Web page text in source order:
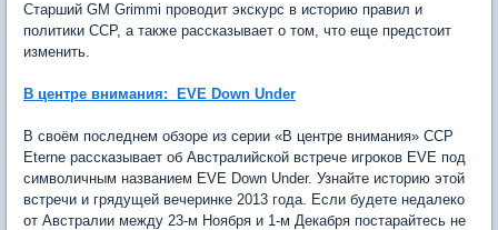
Старший GM Grimmi проводит экскурс в историю правил и
политики ССР, а также рассказывает о том, что еще предстоит
изменить.
В центре внимания: EVE Down Under
В своём последнем обзоре из серии «В центре внимания» CCP
Eterne рассказывает об Австралийской встрече игроков EVE под
символичным названием EVE Down Under. Узнайте историю этой
встречи и грядущей вечеринке 2013 года. Если будете недалеко
от Австралии между 23-м Ноября и 1-м Декабря постарайтесь не